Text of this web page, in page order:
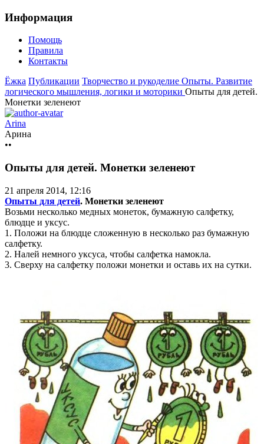
Информация
Помощь
Правила
Контакты
Ёжка Публикации Творчество и рукоделие Опыты. Развитие
логического мышления, логики и моторики Опыты для детей.
Монетки зеленеют
Arina
Арина
••
Опыты для детей. Монетки зеленеют
21 апреля 2014, 12:16
Опыты для детей. Монетки зеленеют
Возьми несколько медных монеток, бумажную салфетку,
блюдце и уксус.
1. Положи на блюдце сложенную в несколько раз бумажную
салфетку.
2. Налей немного уксуса, чтобы салфетка намокла.
3. Сверху на салфетку положи монетки и оставь их на сутки.